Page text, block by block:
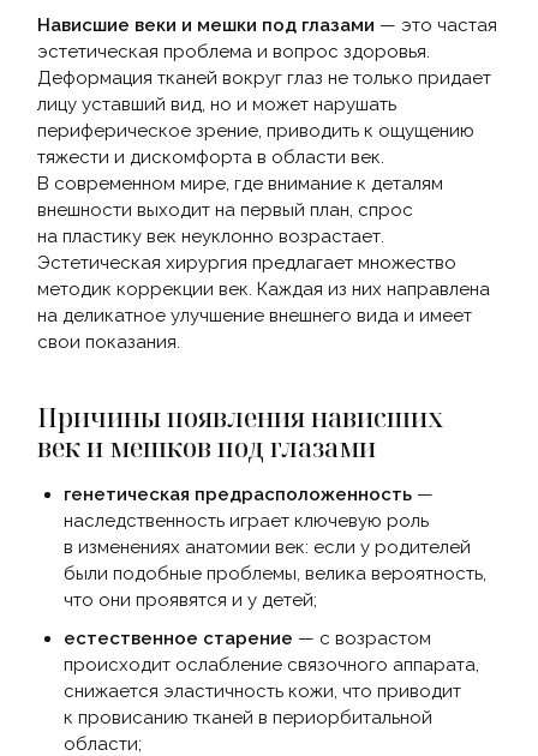
Нависшие веки и мешки под глазами — это частая
эстетическая проблема и вопрос здоровья.
Деформация тканей вокруг глаз не только придает
лицу уставший вид, но и может нарушать
периферическое зрение, приводить к ощущению
тяжести и дискомфорта в области век.
В современном мире, где внимание к деталям
внешности выходит на первый план, спрос
на пластику век неуклонно возрастает.
Эстетическая хирургия предлагает множество
методик коррекции век. Каждая из них направлена
на деликатное улучшение внешнего вида и имеет
свои показания.
Причины появления нависших
век и мешков под глазами
генетическая предрасположенность —
наследственность играет ключевую роль
в изменениях анатомии век: если у родителей
были подобные проблемы, велика вероятность,
что они проявятся и у детей;
естественное старение — с возрастом
происходит ослабление связочного аппарата,
снижается эластичность кожи, что приводит
к провисанию тканей в периорбитальной
области;